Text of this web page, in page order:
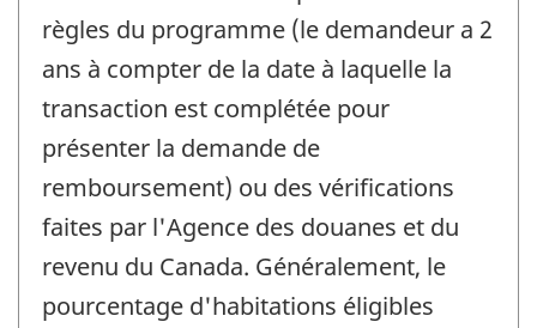
règles du programme (le demandeur a 2
ans à compter de la date à laquelle la
transaction est complétée pour
présenter la demande de
remboursement) ou des vérifications
faites par l'Agence des douanes et du
revenu du Canada. Généralement, le
pourcentage d'habitations éligibles